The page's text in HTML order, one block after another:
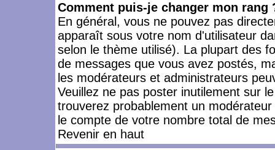
Comment puis-je changer mon rang
En général, vous ne pouvez pas
apparaît sous votre nom d'utilisateur
selon le thème utilisé). La plupart des
de messages que vous avez postés,
les modérateurs et administrateurs
Veuillez ne pas poster inutilement sur
trouverez probablement un
le compte de votre nombre total de
Revenir en haut